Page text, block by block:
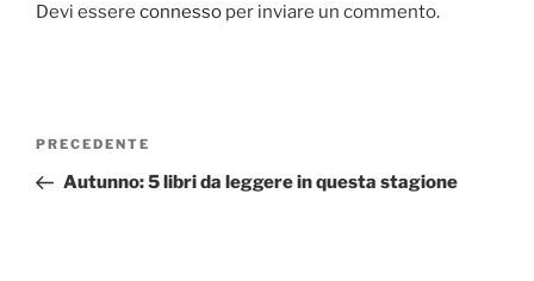
Devi essere connesso per inviare un commento.
Navigazione
Articolo
precedente:
PRECEDENTE
Autunno: 5 libri da leggere in questa stagione